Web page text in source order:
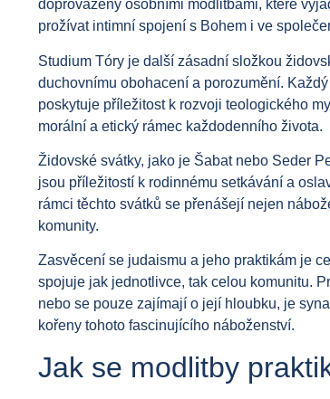
doprovázeny osobními modlitbami, které
prožívat intimní spojení s Bohem i ve
Studium Tóry je další zásadní složkou
duchovnímu obohacení a porozumění.
poskytuje příležitost k rozvoji teologického
morální a etický rámec každodenního života.
Židovské svátky, jako je Šabat nebo Seder
jsou příležitostí k rodinnému setkávání a
rámci těchto svátků se přenášejí nejen
komunity.
Zasvěcení se judaismu a jeho praktikám je
spojuje jak jednotlivce, tak celou komunitu.
nebo se pouze zajímají o její hloubku, je
kořeny tohoto fascinujícího náboženství.
Jak se modlitby